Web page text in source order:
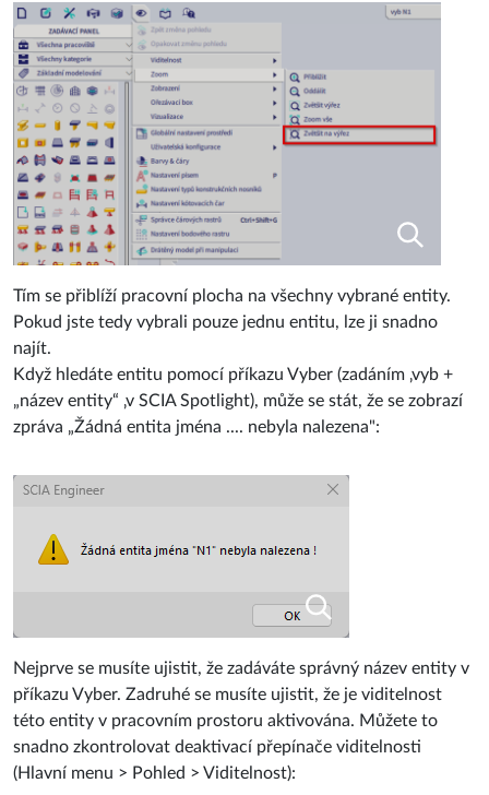
Tím se přiblíží pracovní plocha na všechny vybrané entity.
Pokud jste tedy vybrali pouze jednu entitu, lze ji snadno
najít.
Když hledáte entitu pomocí příkazu Vyber (zadáním ‚vyb +
„název entity“ ‚v SCIA Spotlight), může se stát, že se zobrazí
zpráva „Žádná entita jména .... nebyla nalezena":
Nejprve se musíte ujistit, že zadáváte správný název entity v
příkazu Vyber. Zadruhé se musíte ujistit, že je viditelnost
této entity v pracovním prostoru aktivována. Můžete to
snadno zkontrolovat deaktivací přepínače viditelnosti
(Hlavní menu > Pohled > Viditelnost):